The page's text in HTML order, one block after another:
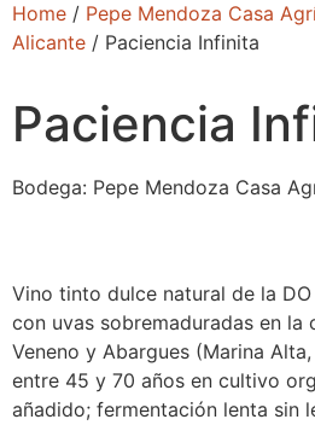
Home / Pepe Mendoza Casa
Alicante / Paciencia Infinita
Paciencia
Bodega: Pepe Mendoza Casa
Vino tinto dulce natural de la
con uvas sobremaduradas en la
Veneno y Abargues (Marina
entre 45 y 70 años en cultivo
añadido; fermentación lenta sin